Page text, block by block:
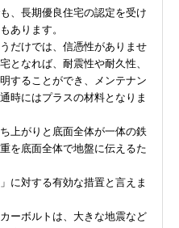
、長期優良住宅の認定を受け
あります。
だけでは、信憑性がありませ
となれば、耐震性や耐久性、
することができ、メンテナン
時にはプラスの材料となりま
上がりと底面全体が一体の鉄
を底面全体で地盤に伝えるた
に対する有効な措置と言えま
ーボルトは、大きな地震など